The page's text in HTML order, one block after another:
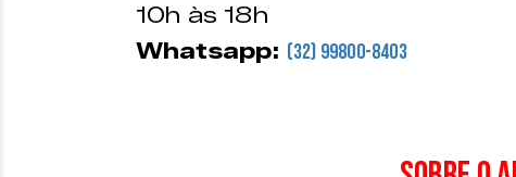
10h às 18h
Whatsapp: (32) 99800-8403